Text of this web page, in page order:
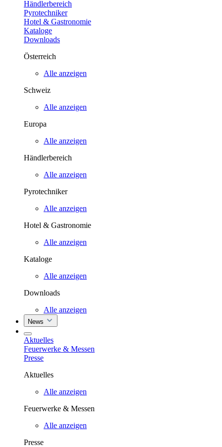
Händlerbereich
Pyrotechniker
Hotel & Gastronomie
Kataloge
Downloads
Österreich
Alle anzeigen
Schweiz
Alle anzeigen
Europa
Alle anzeigen
Händlerbereich
Alle anzeigen
Pyrotechniker
Alle anzeigen
Hotel & Gastronomie
Alle anzeigen
Kataloge
Alle anzeigen
Downloads
Alle anzeigen
News
Aktuelles
Feuerwerke & Messen
Presse
Aktuelles
Alle anzeigen
Feuerwerke & Messen
Alle anzeigen
Presse